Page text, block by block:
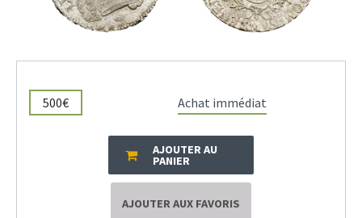
500€ Achat immédiat
AJOUTER AU
PANIER
AJOUTER AUX FAVORIS